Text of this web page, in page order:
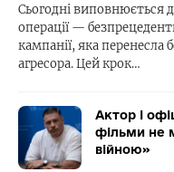
Сьогодні виповнюється
операції —
кампанії, яка перенесла
агресора. Цей крок…
Актор і
фільми не
війною»